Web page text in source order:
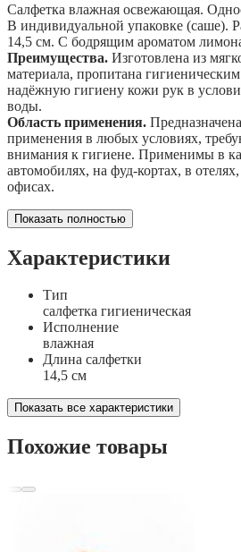
Салфетка влажная освежающая.
В индивидуальной упаковке (саше).
14,5 см. С бодрящим ароматом
Преимущества. Изготовлена из
материала, пропитана
надёжную гигиену кожи рук в
воды.
Область применения.
применения в любых условиях,
внимания к гигиене. Применимы в
автомобилях, на фуд-кортах, в
офисах.
Показать полностью
Характеристики
Тип
салфетка гигиеническая
Исполнение
влажная
Длина салфетки
14,5 см
Показать все характеристики
Похожие товары